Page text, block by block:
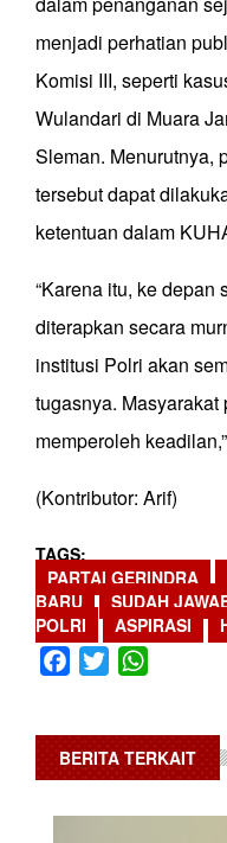
menjadi perhatian
Komisi III, seperti
Wulandari di Muara
Sleman. Menurutnya,
tersebut dapat
ketentuan dalam
“Karena itu, ke
diterapkan secara
institusi Polri akan
tugasnya.
memperoleh
(Kontributor: Arif)
TAGS
PARTAI GERINDRA
BARU
SUDAH
POLRI
ASPIRASI
Facebook
Twitter
BERITA TERKAIT